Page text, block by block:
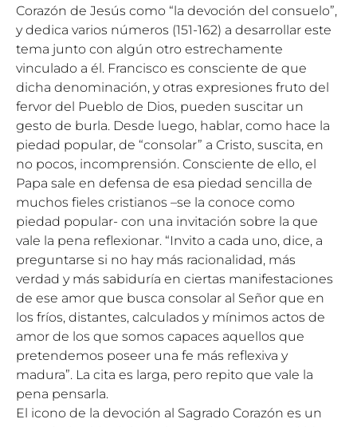
Corazón de Jesús como “la devoción del consuelo”,
y dedica varios números (151-162) a desarrollar este
tema junto con algún otro estrechamente
vinculado a él. Francisco es consciente de que
dicha denominación, y otras expresiones fruto del
fervor del Pueblo de Dios, pueden suscitar un
gesto de burla. Desde luego, hablar, como hace la
piedad popular, de “consolar” a Cristo, suscita, en
no pocos, incomprensión. Consciente de ello, el
Papa sale en defensa de esa piedad sencilla de
muchos fieles cristianos –se la conoce como
piedad popular- con una invitación sobre la que
vale la pena reflexionar. “Invito a cada uno, dice, a
preguntarse si no hay más racionalidad, más
verdad y más sabiduría en ciertas manifestaciones
de ese amor que busca consolar al Señor que en
los fríos, distantes, calculados y mínimos actos de
amor de los que somos capaces aquellos que
pretendemos poseer una fe más reflexiva y
madura”. La cita es larga, pero repito que vale la
pena pensarla.
El icono de la devoción al Sagrado Corazón es un